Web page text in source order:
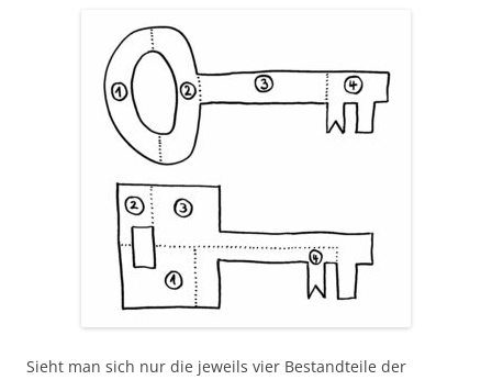
Sieht man sich nur die jeweils vier Bestandteile der